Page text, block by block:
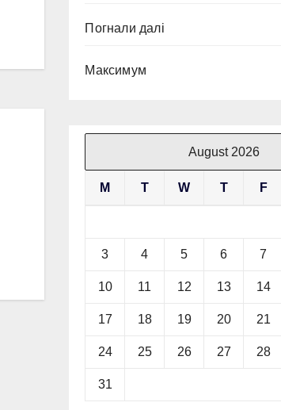
Погнали далі
Максимум
August 2026
M T W T F
3 4 5 6 7
10 11 12 13 14
17 18 19 20 21
24 25 26 27 28
31